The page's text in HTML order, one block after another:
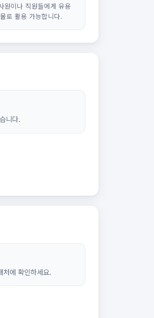
원이나 직원들에게 유용
로 활용 가능합니다.
니다.
처에 확인하세요.